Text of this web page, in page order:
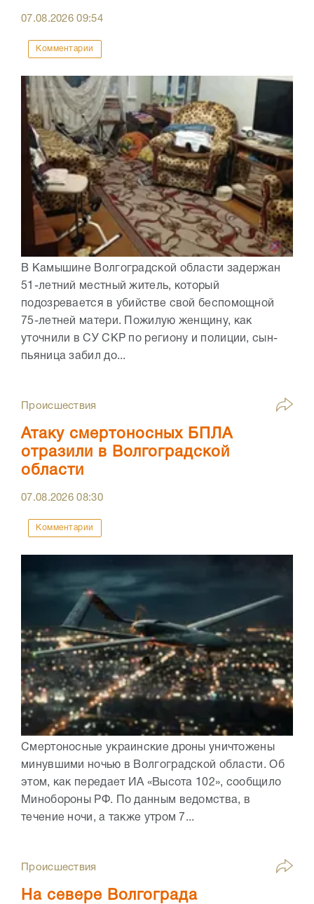
07.08.202609:54
Комментарии
В Камышине Волгоградской области задержан
51-летний местный житель, который
подозревается в убийстве свой беспомощной
75-летней матери. Пожилую женщину, как
уточнили в СУ СКР по региону и полиции, сын-
пьяница забил до...
Происшествия
Атаку смертоносных БПЛА
отразили в Волгоградской
области
07.08.202608:30
Комментарии
Смертоносные украинские дроны уничтожены
минувшими ночью в Волгоградской области. Об
этом, как передает ИА «Высота 102», сообщило
Минобороны РФ. По данным ведомства, в
течение ночи, а также утром 7...
Происшествия
На севере Волгограда